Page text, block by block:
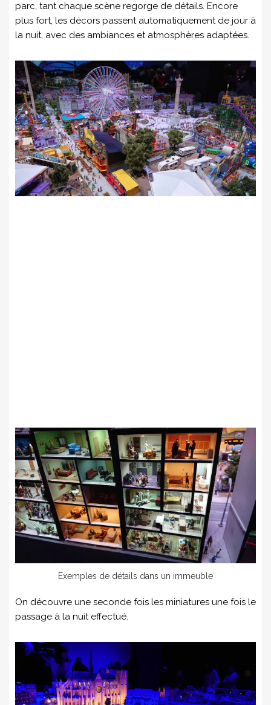
parc, tant chaque scène regorge de détails. Encore
plus fort, les décors passent automatiquement de jour à
la nuit, avec des ambiances et atmosphères adaptées.
Exemples de détails dans un immeuble
On découvre une seconde fois les miniatures une fois le
passage à la nuit effectué.